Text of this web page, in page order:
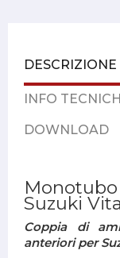
DESCRIZIONE
INFO
DOWNLOAD
Suzuki
Coppia di
anteriori per